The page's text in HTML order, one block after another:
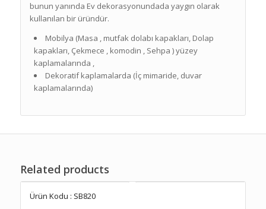
bunun yanında Ev dekorasyonundada yaygın olarak
kullanılan bir üründür.
Mobilya (Masa , mutfak dolabı kapakları, Dolap
kapakları, Çekmece , komodin , Sehpa ) yüzey
kaplamalarında ,
Dekoratif kaplamalarda (İç mimaride, duvar
kaplamalarında)
Related products
Ürün Kodu : SB820